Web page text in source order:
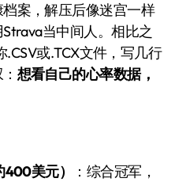
案，解压后像迷宫一样
当中间人。相比之
或.TCX文件，写几行
想看自己的心率数据，
400美元）
：综合冠军，